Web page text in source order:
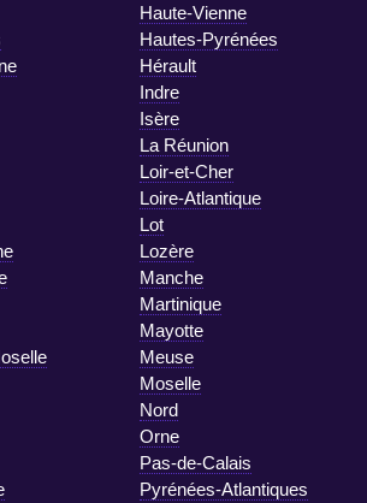
Haute-Vienne
Hautes-Pyrénées
Hérault
Indre
Isère
La Réunion
Loir-et-Cher
Loire-Atlantique
Lot
Lozère
Manche
Martinique
Mayotte
Meuse
Moselle
Nord
Orne
Pas-de-Calais
Pyrénées-Atlantiques